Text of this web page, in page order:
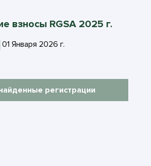
взносы RGSA 2025 г.
01 Января 2026 г.
регистрации